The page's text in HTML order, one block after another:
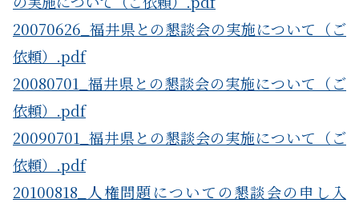
20070626_福井県との懇談会の実施について（ご
依頼）.pdf
20080701_福井県との懇談会の実施について（ご
依頼）.pdf
20090701_福井県との懇談会の実施について（ご
依頼）.pdf
20100818_人権問題についての懇談会の申し入